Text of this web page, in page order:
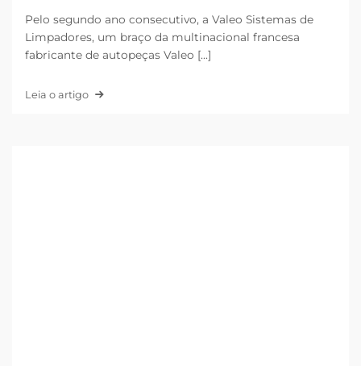
Pelo segundo ano consecutivo, a Valeo Sistemas de
Limpadores, um braço da multinacional francesa
fabricante de autopeças Valeo [...]
Leia o artigo